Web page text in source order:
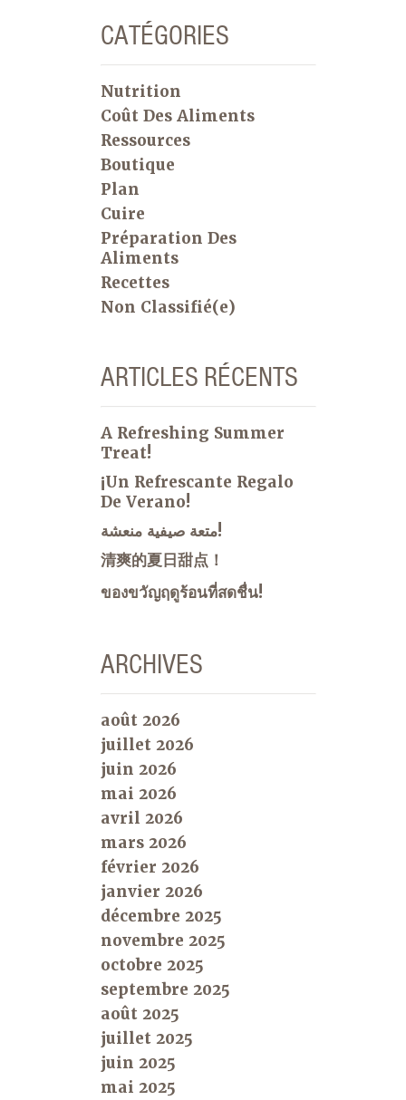
CATÉGORIES
Nutrition
Coût Des Aliments
Ressources
Boutique
Plan
Cuire
Préparation Des
Aliments
Recettes
Non Classifié(e)
ARTICLES RÉCENTS
A Refreshing Summer
Treat!
¡Un Refrescante Regalo
De Verano!
متعة صيفية منعشة!
清爽的夏日甜点！
ของขวัญฤดูร้อนที่สดชื่น!
ARCHIVES
août 2026
juillet 2026
juin 2026
mai 2026
avril 2026
mars 2026
février 2026
janvier 2026
décembre 2025
novembre 2025
octobre 2025
septembre 2025
août 2025
juillet 2025
juin 2025
mai 2025